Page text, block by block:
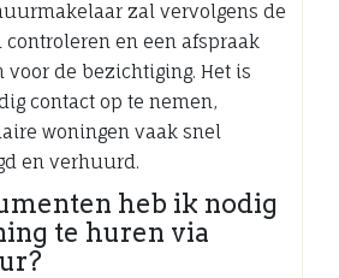
zal vervolgens de
en een afspraak
de bezichtiging. Het is
contact op te nemen,
woningen vaak snel
en verhuurd.
heb ik nodig
te huren via